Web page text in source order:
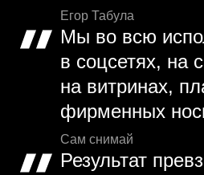
Егор Табула
Мы во всю
в соцсетях, на
на витринах,
фирменных
Сам снимай
Результат